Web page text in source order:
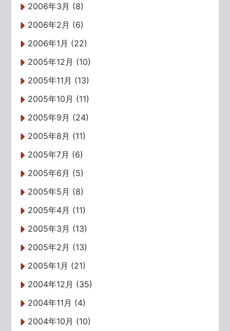
2006年3月 (8)
2006年2月 (6)
2006年1月 (22)
2005年12月 (10)
2005年11月 (13)
2005年10月 (11)
2005年9月 (24)
2005年8月 (11)
2005年7月 (6)
2005年6月 (5)
2005年5月 (8)
2005年4月 (11)
2005年3月 (13)
2005年2月 (13)
2005年1月 (21)
2004年12月 (35)
2004年11月 (4)
2004年10月 (10)